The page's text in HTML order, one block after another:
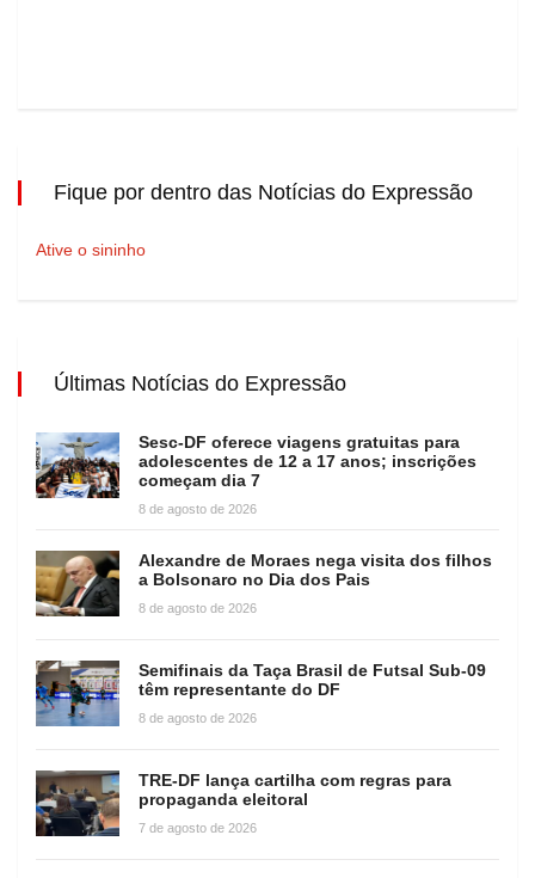
Fique por dentro das Notícias do Expressão
Ative o sininho
Últimas Notícias do Expressão
Sesc-DF oferece viagens gratuitas para
adolescentes de 12 a 17 anos; inscrições
começam dia 7
8 de agosto de 2026
Alexandre de Moraes nega visita dos filhos
a Bolsonaro no Dia dos Pais
8 de agosto de 2026
Semifinais da Taça Brasil de Futsal Sub-09
têm representante do DF
8 de agosto de 2026
TRE-DF lança cartilha com regras para
propaganda eleitoral
7 de agosto de 2026